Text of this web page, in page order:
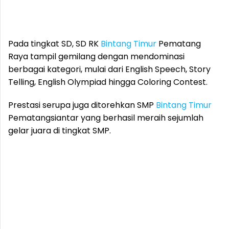
Pada tingkat SD, SD RK Bintang Timur Pematang
Raya tampil gemilang dengan mendominasi
berbagai kategori, mulai dari English Speech, Story
Telling, English Olympiad hingga Coloring Contest.
Prestasi serupa juga ditorehkan SMP Bintang Timur
Pematangsiantar yang berhasil meraih sejumlah
gelar juara di tingkat SMP.